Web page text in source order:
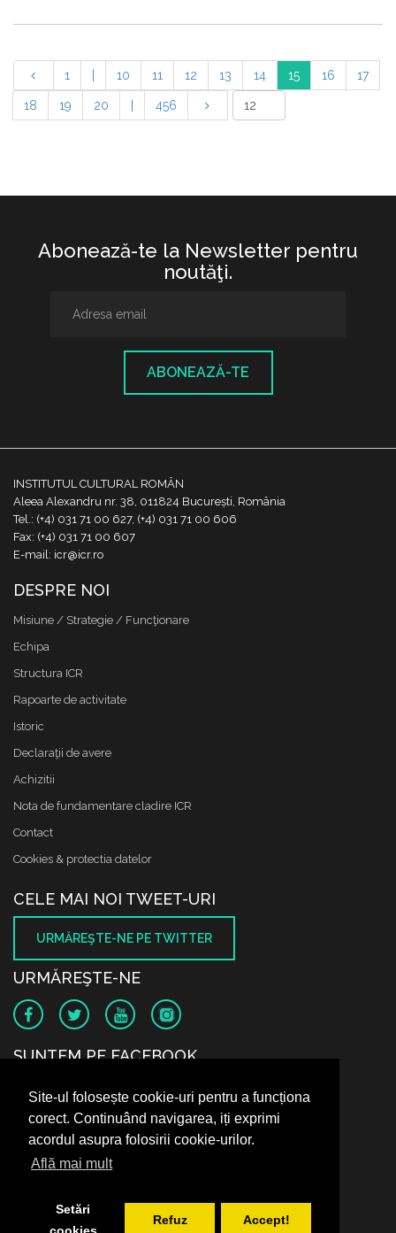
Site-ul folosește cookie-uri pentru a funcționa
corect. Continuând navigarea, iți exprimi
acordul asupra folosirii cookie-urilor.
Află mai mult
Setări
Refuz Accept!
1 10 11 12 13 14 15 16 17
18 19 20 456
Abonează-te la Newsletter pentru
noutăţi.
ABONEAZĂ-TE
INSTITUTUL CULTURAL ROMÂN
Aleea Alexandru nr. 38, 011824 București, România
Tel.: (+4) 031 71 00 627, (+4) 031 71 00 606
Fax: (+4) 031 71 00 607
E-mail: icr@icr.ro
DESPRE NOI
Misiune / Strategie / Funcţionare
Echipa
Structura ICR
Rapoarte de activitate
Istoric
Declaraţii de avere
Achizitii
Nota de fundamentare cladire ICR
Contact
Cookies & protectia datelor
CELE MAI NOI TWEET-URI
URMĂREŞTE-NE PE TWITTER
URMĂREŞTE-NE
SUNTEM PE FACEBOOK